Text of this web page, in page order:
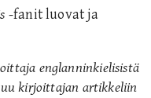
-fanit luovat ja
englanninkielisistä
kirjoittajan artikkeliin